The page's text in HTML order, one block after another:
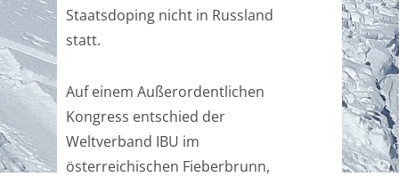
Staatsdoping nicht in Russland
statt.
Auf einem Außerordentlichen
Kongress entschied der
Weltverband IBU im
österreichischen Fieberbrunn,